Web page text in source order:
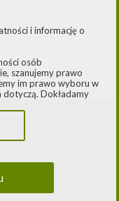
w pełni
że
z
Czytaj dalej
i informację o
osób
szanujemy prawo
im prawo wyboru w
Dokładamy
Parlamentu
kwietnia 2016 r. w
(„